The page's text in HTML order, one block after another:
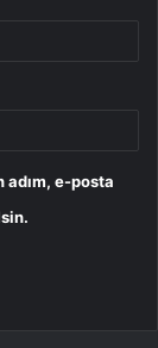
adım, e-posta